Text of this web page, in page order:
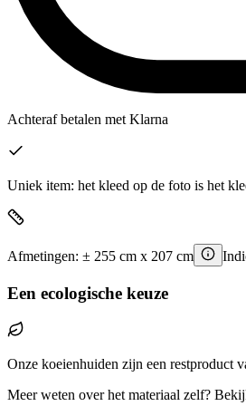
Achteraf betalen met Klarna
Uniek item: het kleed op de foto is het
Afmetingen: ± 255 cm x 207 cm
Een ecologische keuze
Onze koeienhuiden zijn een restproduct
Meer weten over het materiaal zelf?